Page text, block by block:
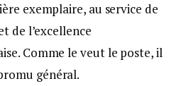
exemplaire, au service de
de l’excellence
Comme le veut le poste, il
général.